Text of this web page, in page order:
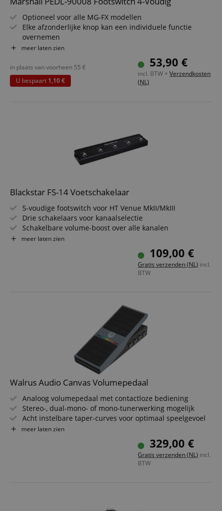
Optioneel voor alle MG-FX modellen
Elke afzonderlijke knop kan een individuele functie
overnemen
Kopiëren van schakelfuncties in de Switch Store-modus
Volledige presets aanmaken in de Program Store-modus
Chromatische tuner (440 Hz) met dempfunctie
Voetschakelfuncties blijven in de Amp opgeslagen
meer laten zien
53,90 €
incl. BTW + Verzendkosten
(NL)
in plaats van voorheen 55 €
U bespaart 1,10 €
Blackstar FS-14 Voetschakelaar
5-voudige footswitch voor HT Venue MkII/MkIII
Drie schakelaars voor kanaalselectie
Schakelbare volume-boost over alle kanalen
Reverb Aan/Uit
meer laten zien
109,00 €
Gratis verzenden (NL) incl.
BTW
Walrus Audio Canvas Volumepedaal
Analoog volumepedaal met contactloze bediening
Stereo-, dual-mono- of mono-tunerwerking mogelijk
Acht instelbare taper-curves voor optimaal speelgevoel
Tot +9 dB boost instelbaar via gain-regeling
Robuuste staal-aluminiumbehuizing, 1 MOhm ingang
meer laten zien
329,00 €
Gratis verzenden (NL) incl.
BTW